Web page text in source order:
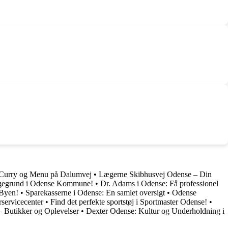
og Menu på Dalumvej • Lægerne Skibhusvej Odense – Din
i Odense Kommune! • Dr. Adams i Odense: Få professionel
• Sparekasserne i Odense: En samlet oversigt • Odense
• Find det perfekte sportstøj i Sportmaster Odense! •
Butikker og Oplevelser• Dexter Odense: Kultur og Underholdning i